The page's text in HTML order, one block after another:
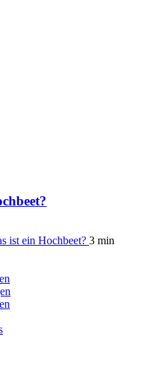
ist ein Hochbeet? 3 min